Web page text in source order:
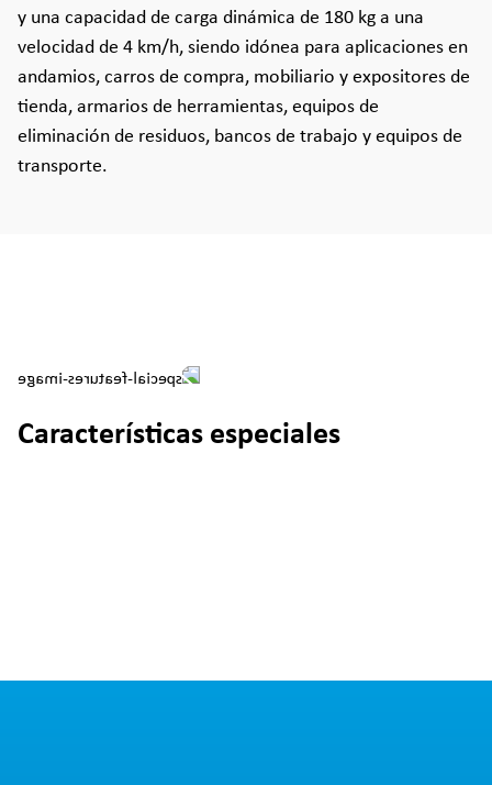
y una capacidad de carga dinámica de 180 kg a una
velocidad de 4 km/h, siendo idónea para aplicaciones en
andamios, carros de compra, mobiliario y expositores de
tienda, armarios de herramientas, equipos de
eliminación de residuos, bancos de trabajo y equipos de
transporte.
Características especiales